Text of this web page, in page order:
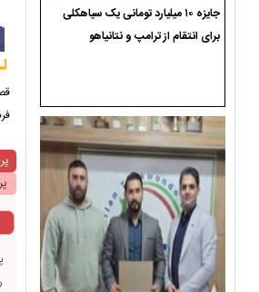
جایزه ۱۰ میلیارد تومانی یک سیاهکلی
برای انتقام از ترامپ و نتانیاهو